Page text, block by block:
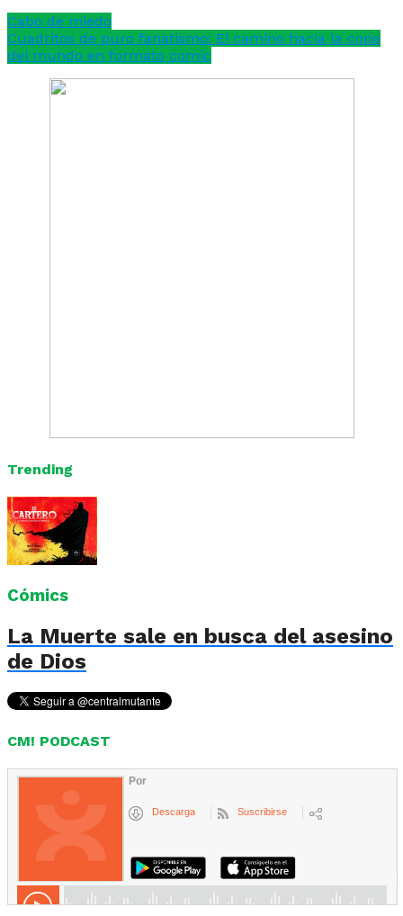
Cabo de miedo
Cuadritos de puro fanatismo: El camino hacia la copa
del mundo en formato comic
Trending
Cómics
La Muerte sale en busca del asesino
de Dios
CM! PODCAST